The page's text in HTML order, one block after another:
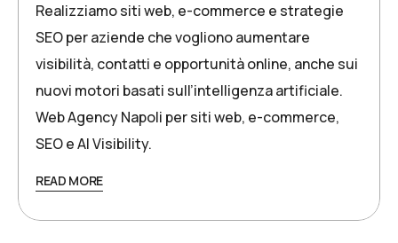
Realizziamo siti web, e-commerce e strategie
SEO per aziende che vogliono aumentare
visibilità, contatti e opportunità online, anche sui
nuovi motori basati sull’intelligenza artificiale.
Web Agency Napoli per siti web, e-commerce,
SEO e AI Visibility.
READ MORE